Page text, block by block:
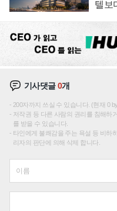
텔보
기사댓글0개
200자까지 쓰실 수 있습니다. (현재 0
저작권 등 다른 사람의 권리를 침해하
를 받을 수 있습니다.
타인에게 불쾌감을 주는 욕설 등 비하
리자의 판단에 의해 삭제 합니다.